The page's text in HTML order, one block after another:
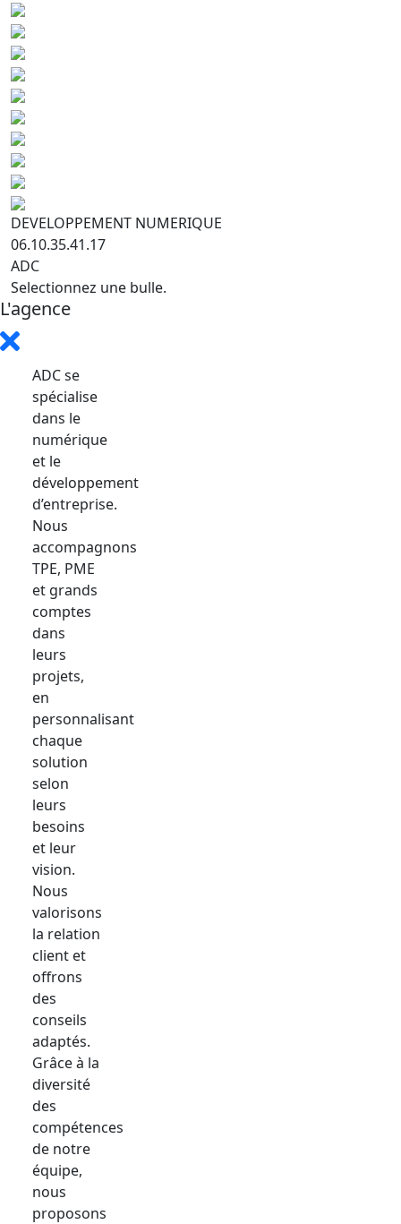
DEVELOPPEMENT NUMERIQUE
06.10.35.41.17
ADC
Selectionnez une bulle.
L'agence
ADC se
spécialise
dans le
numérique
et le
développement
d’entreprise.
Nous
accompagnons
TPE, PME
et grands
comptes
dans
leurs
projets,
en
personnalisant
chaque
solution
selon
leurs
besoins
et leur
vision.
Nous
valorisons
la relation
client et
offrons
des
conseils
adaptés.
Grâce à la
diversité
des
compétences
de notre
équipe,
nous
proposons